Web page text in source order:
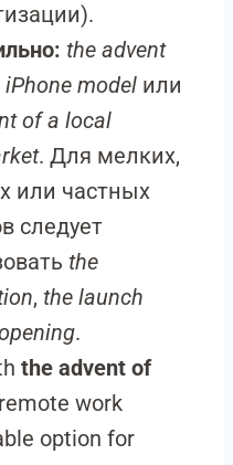
the advent
model или
of a local
. Для мелких,
или частных
следует
the
, the launch
.
the advent of
work
option for